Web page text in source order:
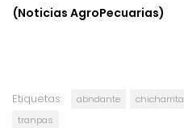
(Noticias AgroPecuarias)
Etiquetas: abndante chicharrita
tranpas